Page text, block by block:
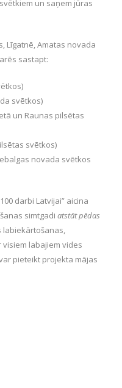
un saņem jūras
Līgatnē, Amatas novada
sastapt:
svētkos)
un Raunas pilsētas
svētkos)
novada svētkos
darbi Latvijai” aicina
simtgadi atstāt pēdas
labiekārtošanas,
labajiem vides
pieteikt projekta mājas